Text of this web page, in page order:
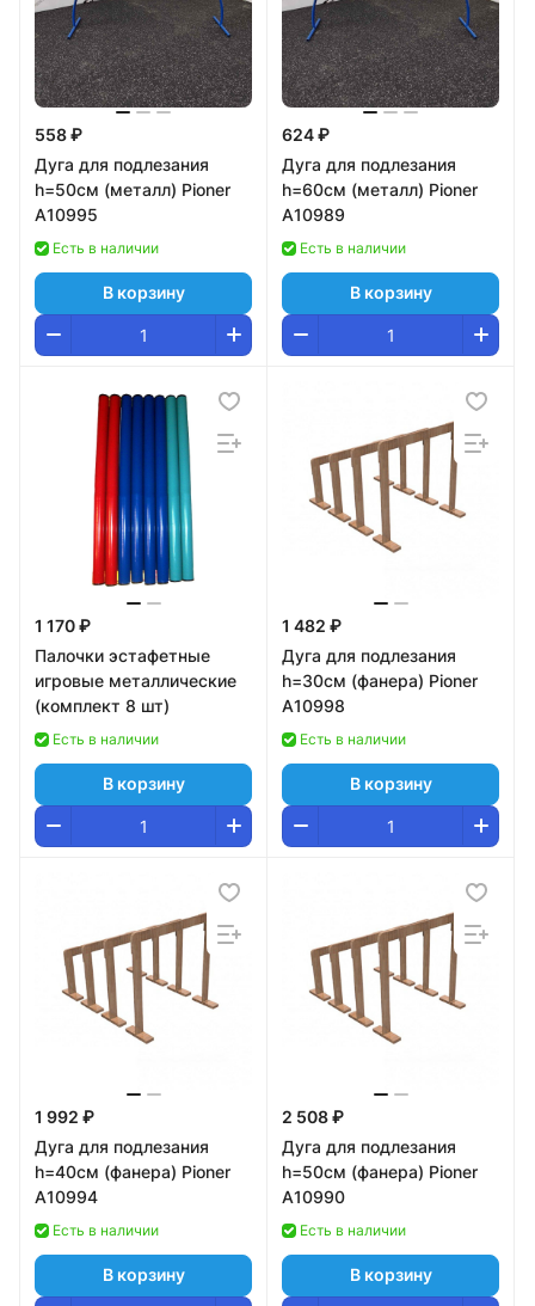
558 ₽
Дуга для подлезания
h=50см (металл) Pioner
A10995
Есть в наличии
В корзину
624 ₽
Дуга для подлезания
h=60см (металл) Pioner
A10989
Есть в наличии
В корзину
1 170 ₽
Палочки эстафетные
игровые металлические
(комплект 8 шт)
Есть в наличии
В корзину
1 482 ₽
Дуга для подлезания
h=30см (фанера) Pioner
A10998
Есть в наличии
В корзину
1 992 ₽
Дуга для подлезания
h=40см (фанера) Pioner
A10994
Есть в наличии
В корзину
2 508 ₽
Дуга для подлезания
h=50см (фанера) Pioner
A10990
Есть в наличии
В корзину